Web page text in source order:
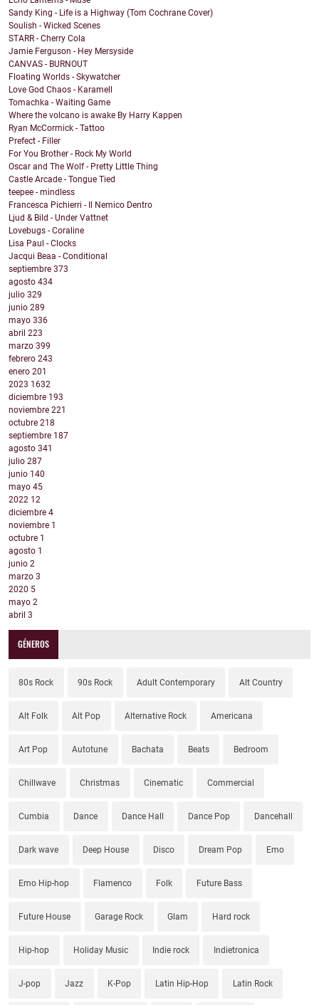
Sandy King - Life is a Highway (Tom Cochrane Cover)
Soulish - Wicked Scenes
STARR - Cherry Cola
Jamie Ferguson - Hey Mersyside
CANVAS - BURNOUT
Floating Worlds - Skywatcher
Love God Chaos - Karamell
Tomachka - Waiting Game
Where the volcano is awake By Harry Kappen
Ryan McCormick - Tattoo
Prefect - Filler
For You Brother - Rock My World
Oscar and The Wolf - Pretty Little Thing
Castle Arcade - Tongue Tied
teepee - mindless
Francesca Pichierri - Il Nemico Dentro
Ljud & Bild - Under Vattnet
Lovebugs - Coraline
Lisa Paul - Clocks
Jacqui Beaa - Conditional
septiembre 373
agosto 434
julio 329
junio 289
mayo 336
abril 223
marzo 399
febrero 243
enero 201
2023 1632
diciembre 193
noviembre 221
octubre 218
septiembre 187
agosto 341
julio 287
junio 140
mayo 45
2022 12
diciembre 4
noviembre 1
octubre 1
agosto 1
junio 2
marzo 3
2020 5
mayo 2
abril 3
GÉNEROS
80s Rock 90s Rock Adult Contemporary Alt Country
Alt Folk Alt Pop Alternative Rock Americana
Art Pop Autotune Bachata Beats Bedroom
Chillwave Christmas Cinematic Commercial
Cumbia Dance Dance Hall Dance Pop Dancehall
Dark wave Deep House Disco Dream Pop Emo
Emo Hip-hop Flamenco Folk Future Bass
Future House Garage Rock Glam Hard rock
Hip-hop Holiday Music Indie rock Indietronica
J-pop Jazz K-Pop Latin Hip-Hop Latin Rock